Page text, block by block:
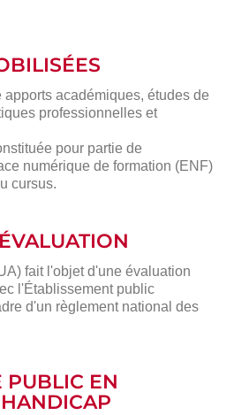
académiques, études de
professionnelles et
pour partie de
numérique de formation (ENF)
cursus.
fait l'objet d'une évaluation
l'Établissement public
d'un règlement national des
PUBLIC EN